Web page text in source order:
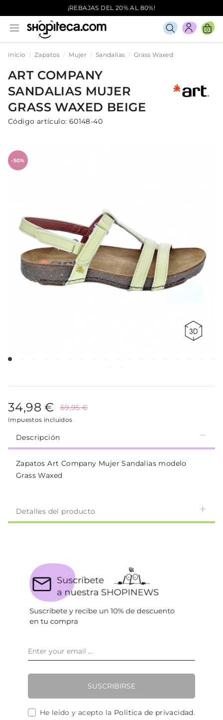
¡REBAJAS DEL 20% AL 80%!
0
Inicio Zapatos Mujer Sandalias Grass Waxed
ART COMPANY
SANDALIAS MUJER
GRASS WAXED BEIGE
Código artículo: 60148-40
-50%
34,98 € 69,95 €
Impuestos incluidos
Descripción
Zapatos Art Company Mujer Sandalias modelo
Grass Waxed
Detalles del producto
SUSCRIBIRSE
He leído y acepto la Política de privacidad.